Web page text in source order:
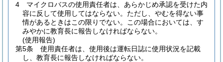
4
マイクロバスの使用責任者は、あらかじめ承認を受けた内
容に反して使用してはならない。 ただし、やむを得ない事
情があるときはこの限りでない。
この場合においては、す
みやかに教育長に報告しなければならない。
(使用報告)
第5条
使用責任者は、使用後は運転日誌に使用状況を記載
し、教育長に報告しなければならない。